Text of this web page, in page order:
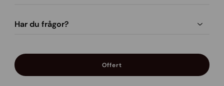
Har du frågor?
Offert